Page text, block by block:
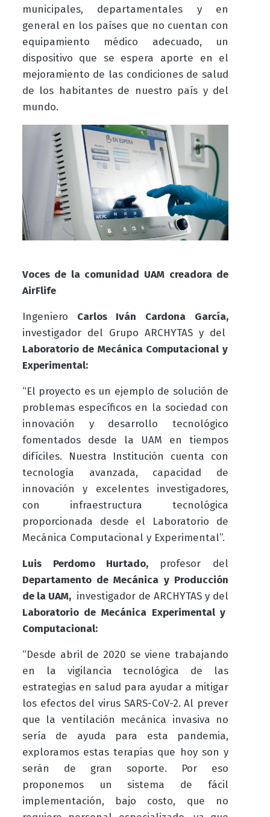
municipales, departamentales y en
general en los países que no cuentan con
equipamiento médico adecuado, un
dispositivo que se espera aporte en el
mejoramiento de las condiciones de salud
de los habitantes de nuestro país y del
mundo.
Voces de la comunidad UAM creadora de
AirFlife
Ingeniero Carlos Iván Cardona García,
investigador del Grupo ARCHYTAS y del
Laboratorio de Mecánica Computacional y
Experimental:
“El proyecto es un ejemplo de solución de
problemas específicos en la sociedad con
innovación y desarrollo tecnológico
fomentados desde la UAM en tiempos
difíciles. Nuestra Institución cuenta con
tecnología avanzada, capacidad de
innovación y excelentes investigadores,
con infraestructura tecnológica
proporcionada desde el Laboratorio de
Mecánica Computacional y Experimental”.
Luis Perdomo Hurtado, profesor del
Departamento de Mecánica y Producción
de la UAM, investigador de ARCHYTAS y del
Laboratorio de Mecánica Experimental y
Computacional:
“Desde abril de 2020 se viene trabajando
en la vigilancia tecnológica de las
estrategias en salud para ayudar a mitigar
los efectos del virus SARS-CoV-2. Al prever
que la ventilación mecánica invasiva no
sería de ayuda para esta pandemia,
exploramos estas terapias que hoy son y
serán de gran soporte. Por eso
proponemos un sistema de fácil
implementación, bajo costo, que no